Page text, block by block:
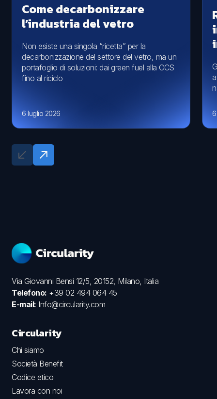
Come decarbonizzare
l’industria del vetro
Non esiste una singola “ricetta” per la
decarbonizzazione del settore del vetro, ma un
portafoglio di soluzioni: dai green fuel alla CCS
fino al riciclo
6 luglio 2026
Via Giovanni Bensi 12/5, 20152, Milano, Italia
Telefono: +39 02 494 064 45
E-mail: Info@circularity.com
Circularity
Chi siamo
Società Benefit
Codice etico
Lavora con noi